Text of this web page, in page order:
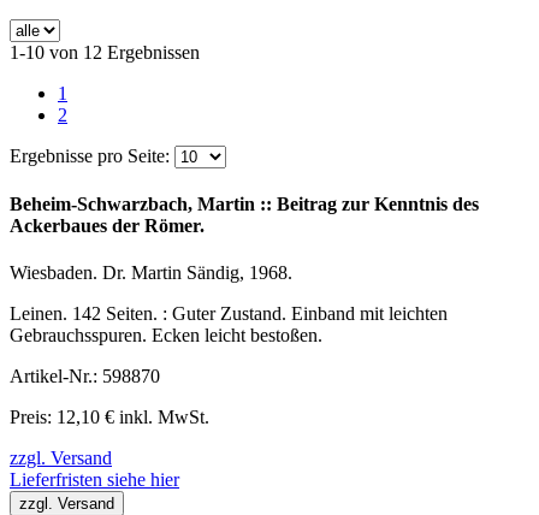
1-10 von 12 Ergebnissen
1
2
Ergebnisse pro Seite:
Beheim-Schwarzbach, Martin :: Beitrag zur Kenntnis des
Ackerbaues der Römer.
Wiesbaden. Dr. Martin Sändig, 1968.
Leinen. 142 Seiten. : Guter Zustand. Einband mit leichten
Gebrauchsspuren. Ecken leicht bestoßen.
Artikel-Nr.: 598870
Preis: 12,10 € inkl. MwSt.
zzgl. Versand
Lieferfristen siehe hier
zzgl. Versand